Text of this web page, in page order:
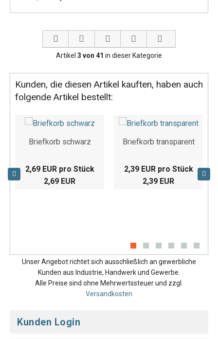
Artikel 3 von 41 in dieser Kategorie
Kunden, die diesen Artikel kauften, haben auch
folgende Artikel bestellt:
Briefkorb schwarz
2,69 EUR pro Stück
2,69 EUR
Briefkorb transparent
2,39 EUR pro Stück
2,39 EUR
Unser Angebot richtet sich ausschließlich an gewerbliche
Kunden aus Industrie, Handwerk und Gewerbe.
Alle Preise sind ohne Mehrwertssteuer und zzgl.
Versandkosten
Kunden Login